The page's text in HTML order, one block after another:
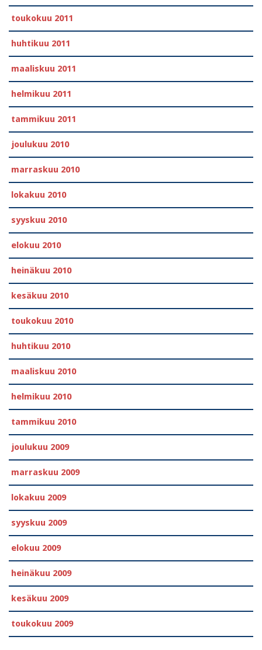
toukokuu 2011
huhtikuu 2011
maaliskuu 2011
helmikuu 2011
tammikuu 2011
joulukuu 2010
marraskuu 2010
lokakuu 2010
syyskuu 2010
elokuu 2010
heinäkuu 2010
kesäkuu 2010
toukokuu 2010
huhtikuu 2010
maaliskuu 2010
helmikuu 2010
tammikuu 2010
joulukuu 2009
marraskuu 2009
lokakuu 2009
syyskuu 2009
elokuu 2009
heinäkuu 2009
kesäkuu 2009
toukokuu 2009